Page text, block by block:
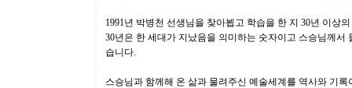
1991년 박병천 선생님을 찾아뵙고 학습을 한 지 30년 이상
30년은 한 세대가 지났음을 의미하는 숫자이고 스승님께
습니다.
스승님과 함께해 온 삶과 물려주신 예술세계를 역사와 기